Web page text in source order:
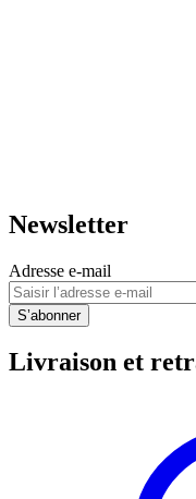
Newsletter
Adresse e-mail
S’abonner
Livraison et